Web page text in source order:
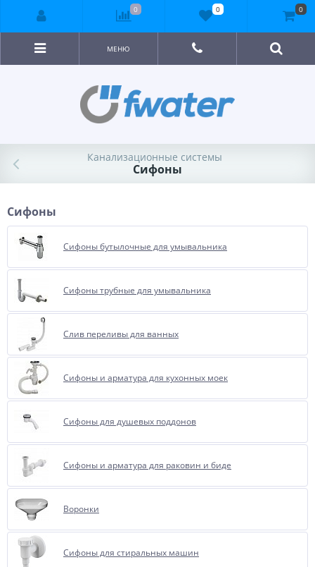
МЕНЮ
Канализационные системы
Сифоны
Сифоны
Сифоны бутылочные для умывальника
Сифоны трубные для умывальника
Слив переливы для ванных
Сифоны и арматура для кухонных моек
Сифоны для душевых поддонов
Сифоны и арматура для раковин и биде
Воронки
Сифоны для стиральных машин
0 0 0